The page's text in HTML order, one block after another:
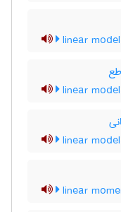
linear
linear
linear
linear